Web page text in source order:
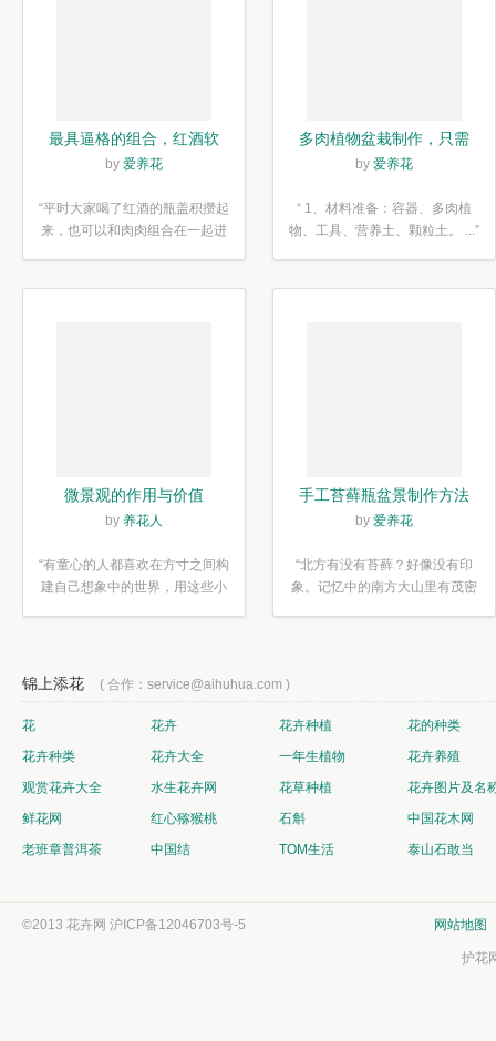
最具逼格的组合，红酒软
木塞diy多肉植物盆栽
by 爱养花
“平时大家喝了红酒的瓶盖积攒起
来，也可以和肉肉组合在一起进
多肉植物盆栽制作，只需
简单6步
by 爱养花
“ 1、材料准备：容器、多肉植
物、工具、营养土、颗粒土。 ...”
微景观的作用与价值
by 养花人
“有童心的人都喜欢在方寸之间构
建自己想象中的世界，用这些小
手工苔藓瓶盆景制作方法
by 爱养花
“北方有没有苔藓？好像没有印
象。记忆中的南方大山里有茂密
锦上添花 ( 合作：service@aihuhua.com )
花 花卉 花卉种植
花的种类
花卉种类
花卉大全 一年生植物
花卉养殖
观赏花卉大全
水生花卉网 花草种植
花卉图片及名
鲜花网
红心猕猴桃 石斛
中国花木网
老班章普洱茶
中国结 TOM生活 泰山石敢当
©2013 花卉网 沪ICP备12046703号-5 网站地图
护花